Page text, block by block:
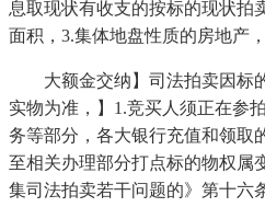
息取现状有收支的按标的现状拍
面积，3.集体地盘性质的房地产
大额金交纳】司法拍卖因标
实物为准，】1.竞买人须正在参
务等部分，各大银行充值和领取
至相关办理部分打点标的物权属
集司法拍卖若干问题的》第十六